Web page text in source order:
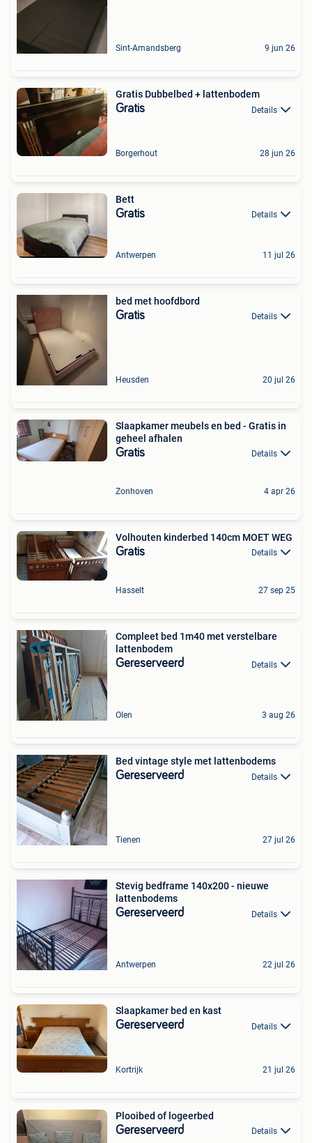
Sint-Amandsberg 9 jun 26
Gratis Dubbelbed + lattenbodem
Gratis Details
Borgerhout 28 jun 26
Bett
Gratis Details
Antwerpen 11 jul 26
bed met hoofdbord
Gratis Details
Heusden 20 jul 26
Slaapkamer meubels en bed - Gratis in
geheel afhalen
Gratis Details
Zonhoven 4 apr 26
Volhouten kinderbed 140cm MOET WEG
Gratis Details
Hasselt 27 sep 25
Compleet bed 1m40 met verstelbare
lattenbodem
Gereserveerd Details
Olen 3 aug 26
Bed vintage style met lattenbodems
Gereserveerd Details
Tienen 27 jul 26
Stevig bedframe 140x200 - nieuwe
lattenbodems
Gereserveerd Details
Antwerpen 22 jul 26
Slaapkamer bed en kast
Gereserveerd Details
Kortrijk 21 jul 26
Plooibed of logeerbed
Gereserveerd Details